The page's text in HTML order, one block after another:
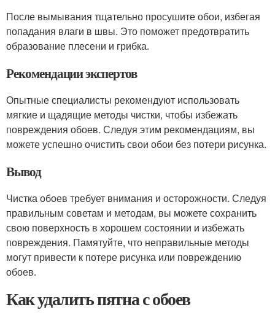
После вымывания тщательно просушите обои, избегая
попадания влаги в швы. Это поможет предотвратить
образование плесени и грибка.
Рекомендации экспертов
Опытные специалисты рекомендуют использовать
мягкие и щадящие методы чистки, чтобы избежать
повреждения обоев. Следуя этим рекомендациям, вы
можете успешно очистить свои обои без потери рисунка.
Вывод
Чистка обоев требует внимания и осторожности. Следуя
правильным советам и методам, вы можете сохранить
свою поверхность в хорошем состоянии и избежать
повреждения. Памятуйте, что неправильные методы
могут привести к потере рисунка или повреждению
обоев.
Как удалить пятна с обоев